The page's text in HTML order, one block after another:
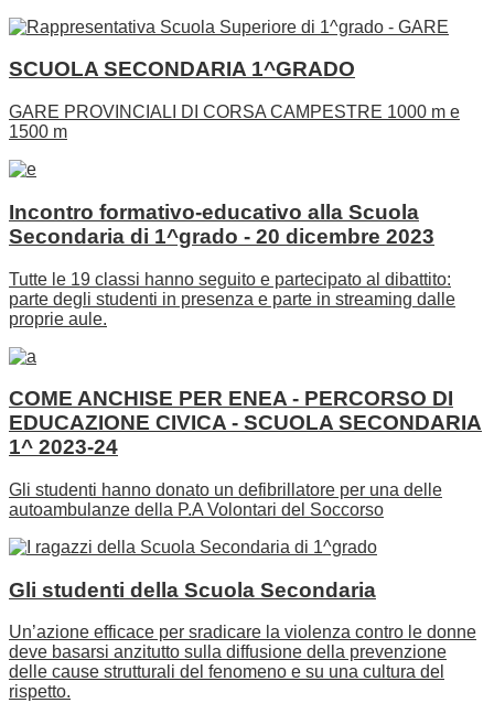
SCUOLA SECONDARIA 1^GRADO
GARE PROVINCIALI DI CORSA CAMPESTRE 1000 m e
1500 m
Incontro formativo-educativo alla Scuola
Secondaria di 1^grado - 20 dicembre 2023
Tutte le 19 classi hanno seguito e partecipato al dibattito:
parte degli studenti in presenza e parte in streaming dalle
proprie aule.
COME ANCHISE PER ENEA - PERCORSO DI
EDUCAZIONE CIVICA - SCUOLA SECONDARIA
1^ 2023-24
Gli studenti hanno donato un defibrillatore per una delle
autoambulanze della P.A Volontari del Soccorso
Gli studenti della Scuola Secondaria
Un’azione efficace per sradicare la violenza contro le donne
deve basarsi anzitutto sulla diffusione della prevenzione
delle cause strutturali del fenomeno e su una cultura del
rispetto.